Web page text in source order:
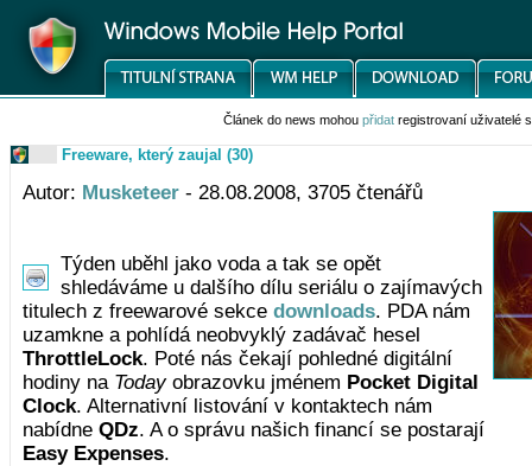
Článek do news mohou přidat registrovaní uživatelé
Freeware, který zaujal (30)
Autor: Musketeer- 28.08.2008, 3705 čtenářů
Týden uběhl jako voda a tak se opět
shledáváme u dalšího dílu seriálu o zajímavých
titulech z freewarové sekce downloads. PDA nám
uzamkne a pohlídá neobvyklý zadávač hesel
ThrottleLock. Poté nás čekají pohledné digitální
hodiny na Today obrazovku jménem Pocket Digital
Clock. Alternativní listování v kontaktech nám
nabídne QDz. A o správu našich financí se postarají
Easy Expenses.